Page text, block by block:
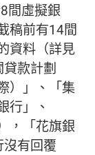
間虛擬銀
稿前有14間
資料（詳見
款計劃
）」、「集
行」、
，「花旗銀
有回覆